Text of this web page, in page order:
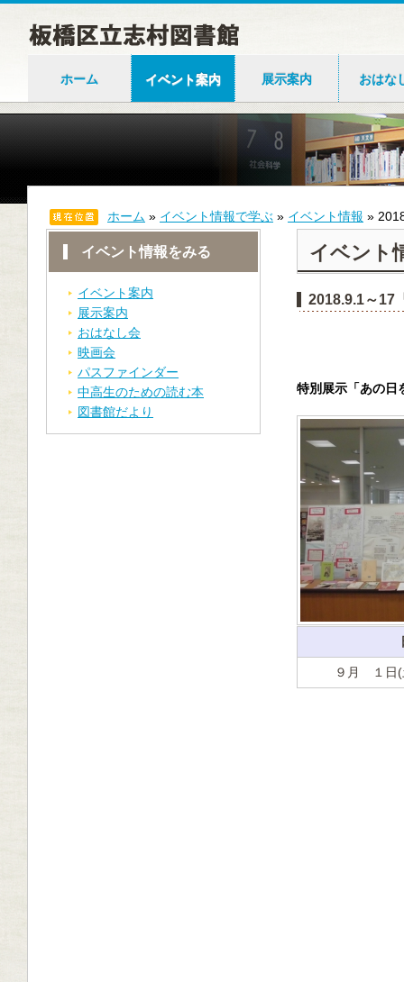
ホーム イベント案内 展示案内 おはな
ホーム » イベント情報で学ぶ » イベント情報 »
イベント情報をみる
イベント案内
展示案内
おはなし会
映画会
パスファインダー
中高生のための読む本
図書館だより
イベント
2018.9.1～17
特別展示「あの
９月 １日(